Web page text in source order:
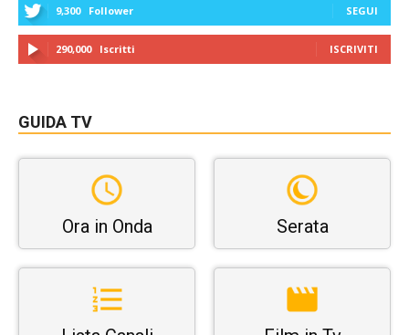
9,300 Follower SEGUI
290,000 Iscritti ISCRIVITI
GUIDA TV
Ora in Onda Serata